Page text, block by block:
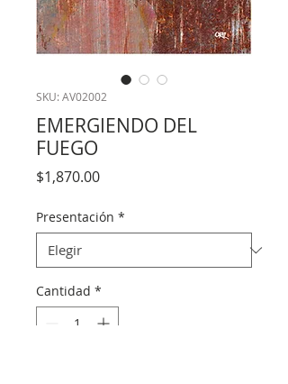
SKU: AV02002
EMERGIENDO DEL
FUEGO
$1,870.00Precio
Presentación *
Cantidad *